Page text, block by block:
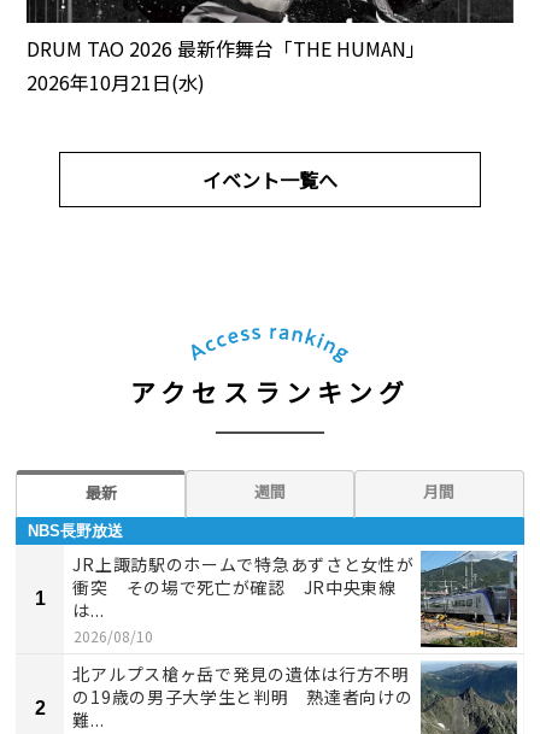
DRUM TAO 2026 最新作舞台「THE HUMAN」
2026年10月21日(水)
イベント一覧へ
アクセスランキング
最新 週間 月間
NBS長野放送
1
JR上諏訪駅のホームで特急あずさと女性が
衝突 その場で死亡が確認 JR中央東線
は...
2026/08/10
2
北アルプス槍ヶ岳で発見の遺体は行方不明
の19歳の男子大学生と判明 熟達者向けの
難...